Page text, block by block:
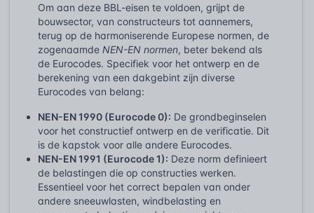
Om aan deze BBL-eisen te voldoen, grijpt de
bouwsector, van constructeurs tot aannemers,
terug op de harmoniserende Europese normen, de
zogenaamde NEN-EN normen, beter bekend als
de Eurocodes. Specifiek voor het ontwerp en de
berekening van een dakgebint zijn diverse
Eurocodes van belang:
NEN-EN 1990 (Eurocode 0): De grondbeginselen
voor het constructief ontwerp en de verificatie. Dit
is de kapstok voor alle andere Eurocodes.
NEN-EN 1991 (Eurocode 1): Deze norm definieert
de belastingen die op constructies werken.
Essentieel voor het correct bepalen van onder
andere sneeuwlasten, windbelasting en